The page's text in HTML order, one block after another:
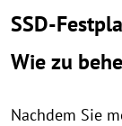
SSD-
Wie zu
Nachdem Sie